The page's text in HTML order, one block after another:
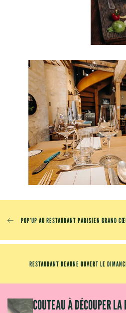
POP’UP AU RESTAURANT PARISIEN GRAND
RESTAURANT BEAUNE OUVERT LE
COUTEAU À DÉCOUPER LA